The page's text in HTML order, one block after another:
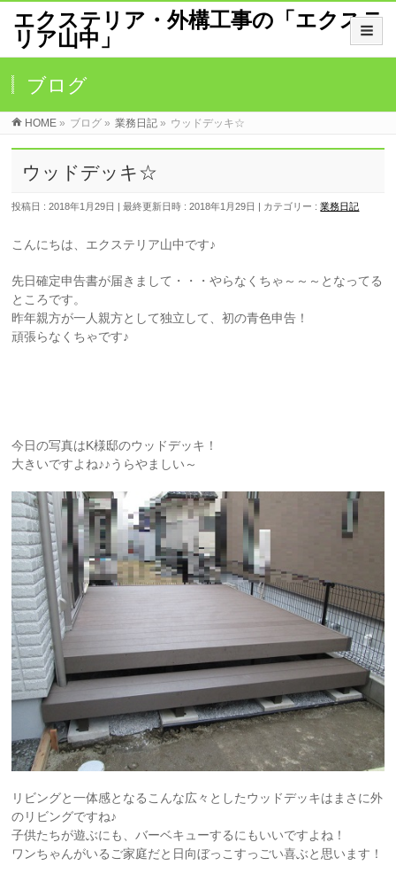
エクステリア・外構工事の「エクステ
リア山中」
ブログ
HOME » ブログ » 業務日記 » ウッドデッキ☆
ウッドデッキ☆
投稿日 : 2018年1月29日 最終更新日時 : 2018年1月29日 カテゴリー :業務日記
こんにちは、エクステリア山中です♪
先日確定申告書が届きまして・・・やらなくちゃ～～～となってる
ところです。
昨年親方が一人親方として独立して、初の青色申告！
頑張らなくちゃです♪
今日の写真はK様邸のウッドデッキ！
大きいですよね♪♪うらやましい～
リビングと一体感となるこんな広々としたウッドデッキはまさに外
のリビングですね♪
子供たちが遊ぶにも、バーベキューするにもいいですよね！
ワンちゃんがいるご家庭だと日向ぼっこすっごい喜ぶと思います！